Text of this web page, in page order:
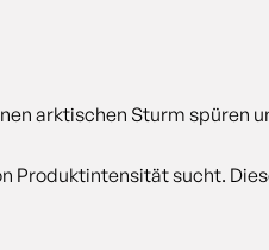
arktischen Sturm spüren
Produktintensität sucht.